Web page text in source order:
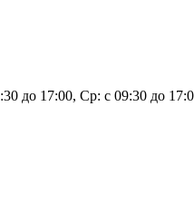
до 17:00, Ср: с 09:30 до